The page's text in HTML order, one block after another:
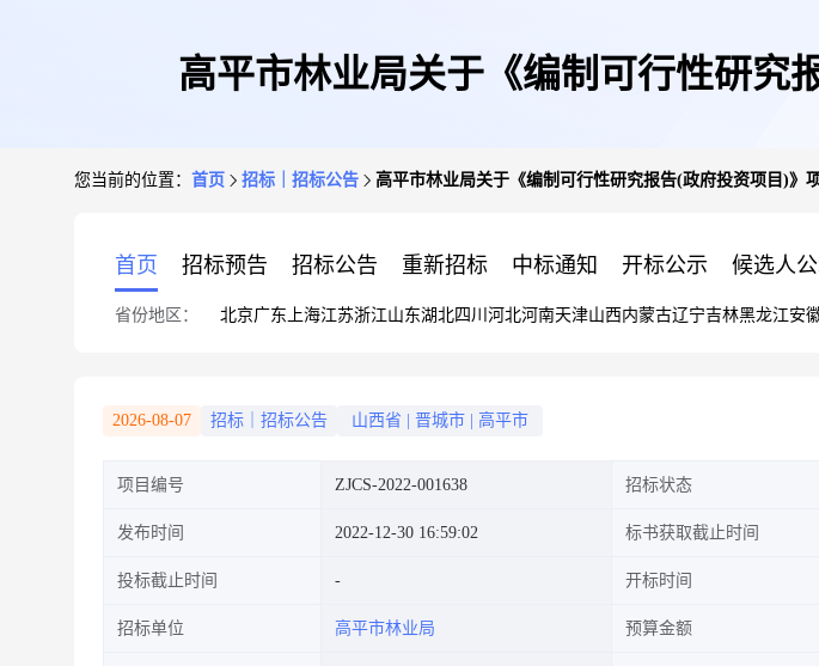
高平市林业局关于《编制可行性研究
您当前的位置： 首页 招标｜招标公告 高平市林业局关于《编制可行性研究报告(政府投资项目)》
首页 招标预告 招标公告 重新招标 中标通知 开标公示 候选人
省份地区： 北京广东 上海江苏浙江山东湖北四川 河北河南天津山西内蒙古辽宁吉林黑龙江安
2026-08-07 招标｜招标公告 山西省 晋城市 高平市
项目编号 ZJCS-2022-001638 招标状态
发布时间 2022-12-30 16:59:02 标书获取截止时间
投标截止时间 开标时间
招标单位 高平市林业局 预算金额